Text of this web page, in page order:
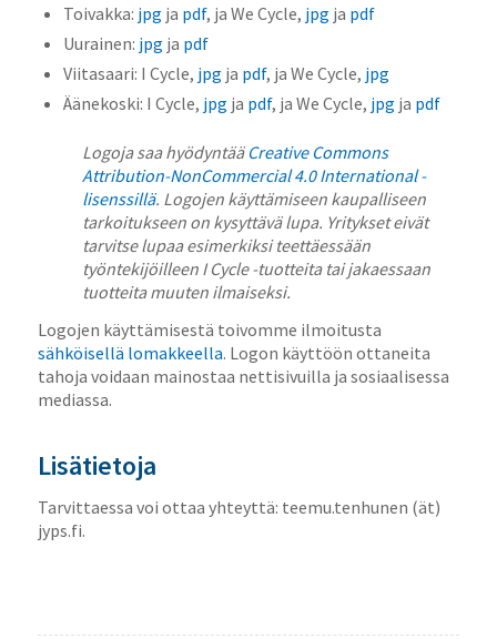
Toivakka: jpg ja pdf, ja We Cycle, jpg ja pdf
Uurainen: jpg ja pdf
Viitasaari: I Cycle, jpg ja pdf, ja We Cycle, jpg
Äänekoski: I Cycle, jpg ja pdf, ja We Cycle, jpg ja pdf
Logoja saa hyödyntää Creative Commons
Attribution-NonCommercial 4.0 International -
lisenssillä. Logojen käyttämiseen kaupalliseen
tarkoitukseen on kysyttävä lupa. Yritykset eivät
tarvitse lupaa esimerkiksi teettäessään
työntekijöilleen I Cycle -tuotteita tai jakaessaan
tuotteita muuten ilmaiseksi.
Logojen käyttämisestä toivomme ilmoitusta
sähköisellä lomakkeella. Logon käyttöön ottaneita
tahoja voidaan mainostaa nettisivuilla ja sosiaalisessa
mediassa.
Lisätietoja
Tarvittaessa voi ottaa yhteyttä: teemu.tenhunen (ät)
jyps.fi.